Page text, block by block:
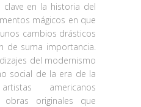
en la historia del
mágicos en que
cambios drásticos
de suma importancia.
del modernismo
social de la era de la
americanos
originales que